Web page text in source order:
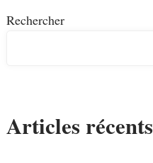
Rechercher
Articles récents